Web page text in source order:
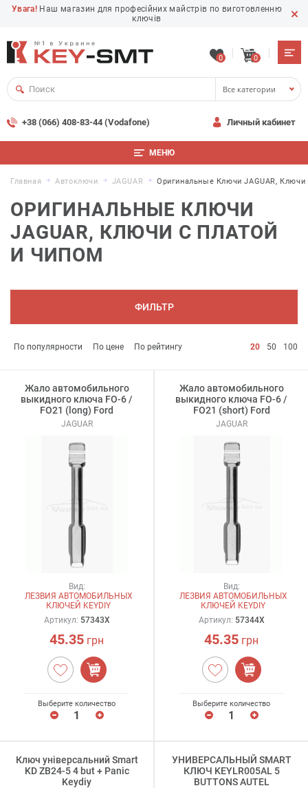
Увага! Наш магазин для професійних майстрів по виготовленню
ключів
0 0
Все категории
+38 (066) 408-83-44 (Vodafone) Личный кабинет
МЕНЮ
Главная Автоключи JAGUAR Оригинальные Ключи JAGUAR,
ОРИГИНАЛЬНЫЕ КЛЮЧИ
JAGUAR, КЛЮЧИ С ПЛАТОЙ
И ЧИПОМ
ФИЛЬТР
По популярности По цене По рейтингу 20 50 100
Жало автомобильного
выкидного ключа FO-6 /
FO21 (long) Ford
JAGUAR
Вид:
ЛЕЗВИЯ АВТОМОБИЛЬНЫХ
КЛЮЧЕЙ KEYDIY
Артикул: 57343X
45.35 грн
Выберите количество
Жало автомобильного
выкидного ключа FO-6 /
FO21 (short) Ford
JAGUAR
Вид:
ЛЕЗВИЯ АВТОМОБИЛЬНЫХ
КЛЮЧЕЙ KEYDIY
Артикул: 57344X
45.35 грн
Выберите количество
Ключ універсальний Smart
KD ZB24-5 4 but + Panic
Keydiy
УНИВЕРСАЛЬНЫЙ SMART
КЛЮЧ KEYLR005AL 5
BUTTONS AUTEL